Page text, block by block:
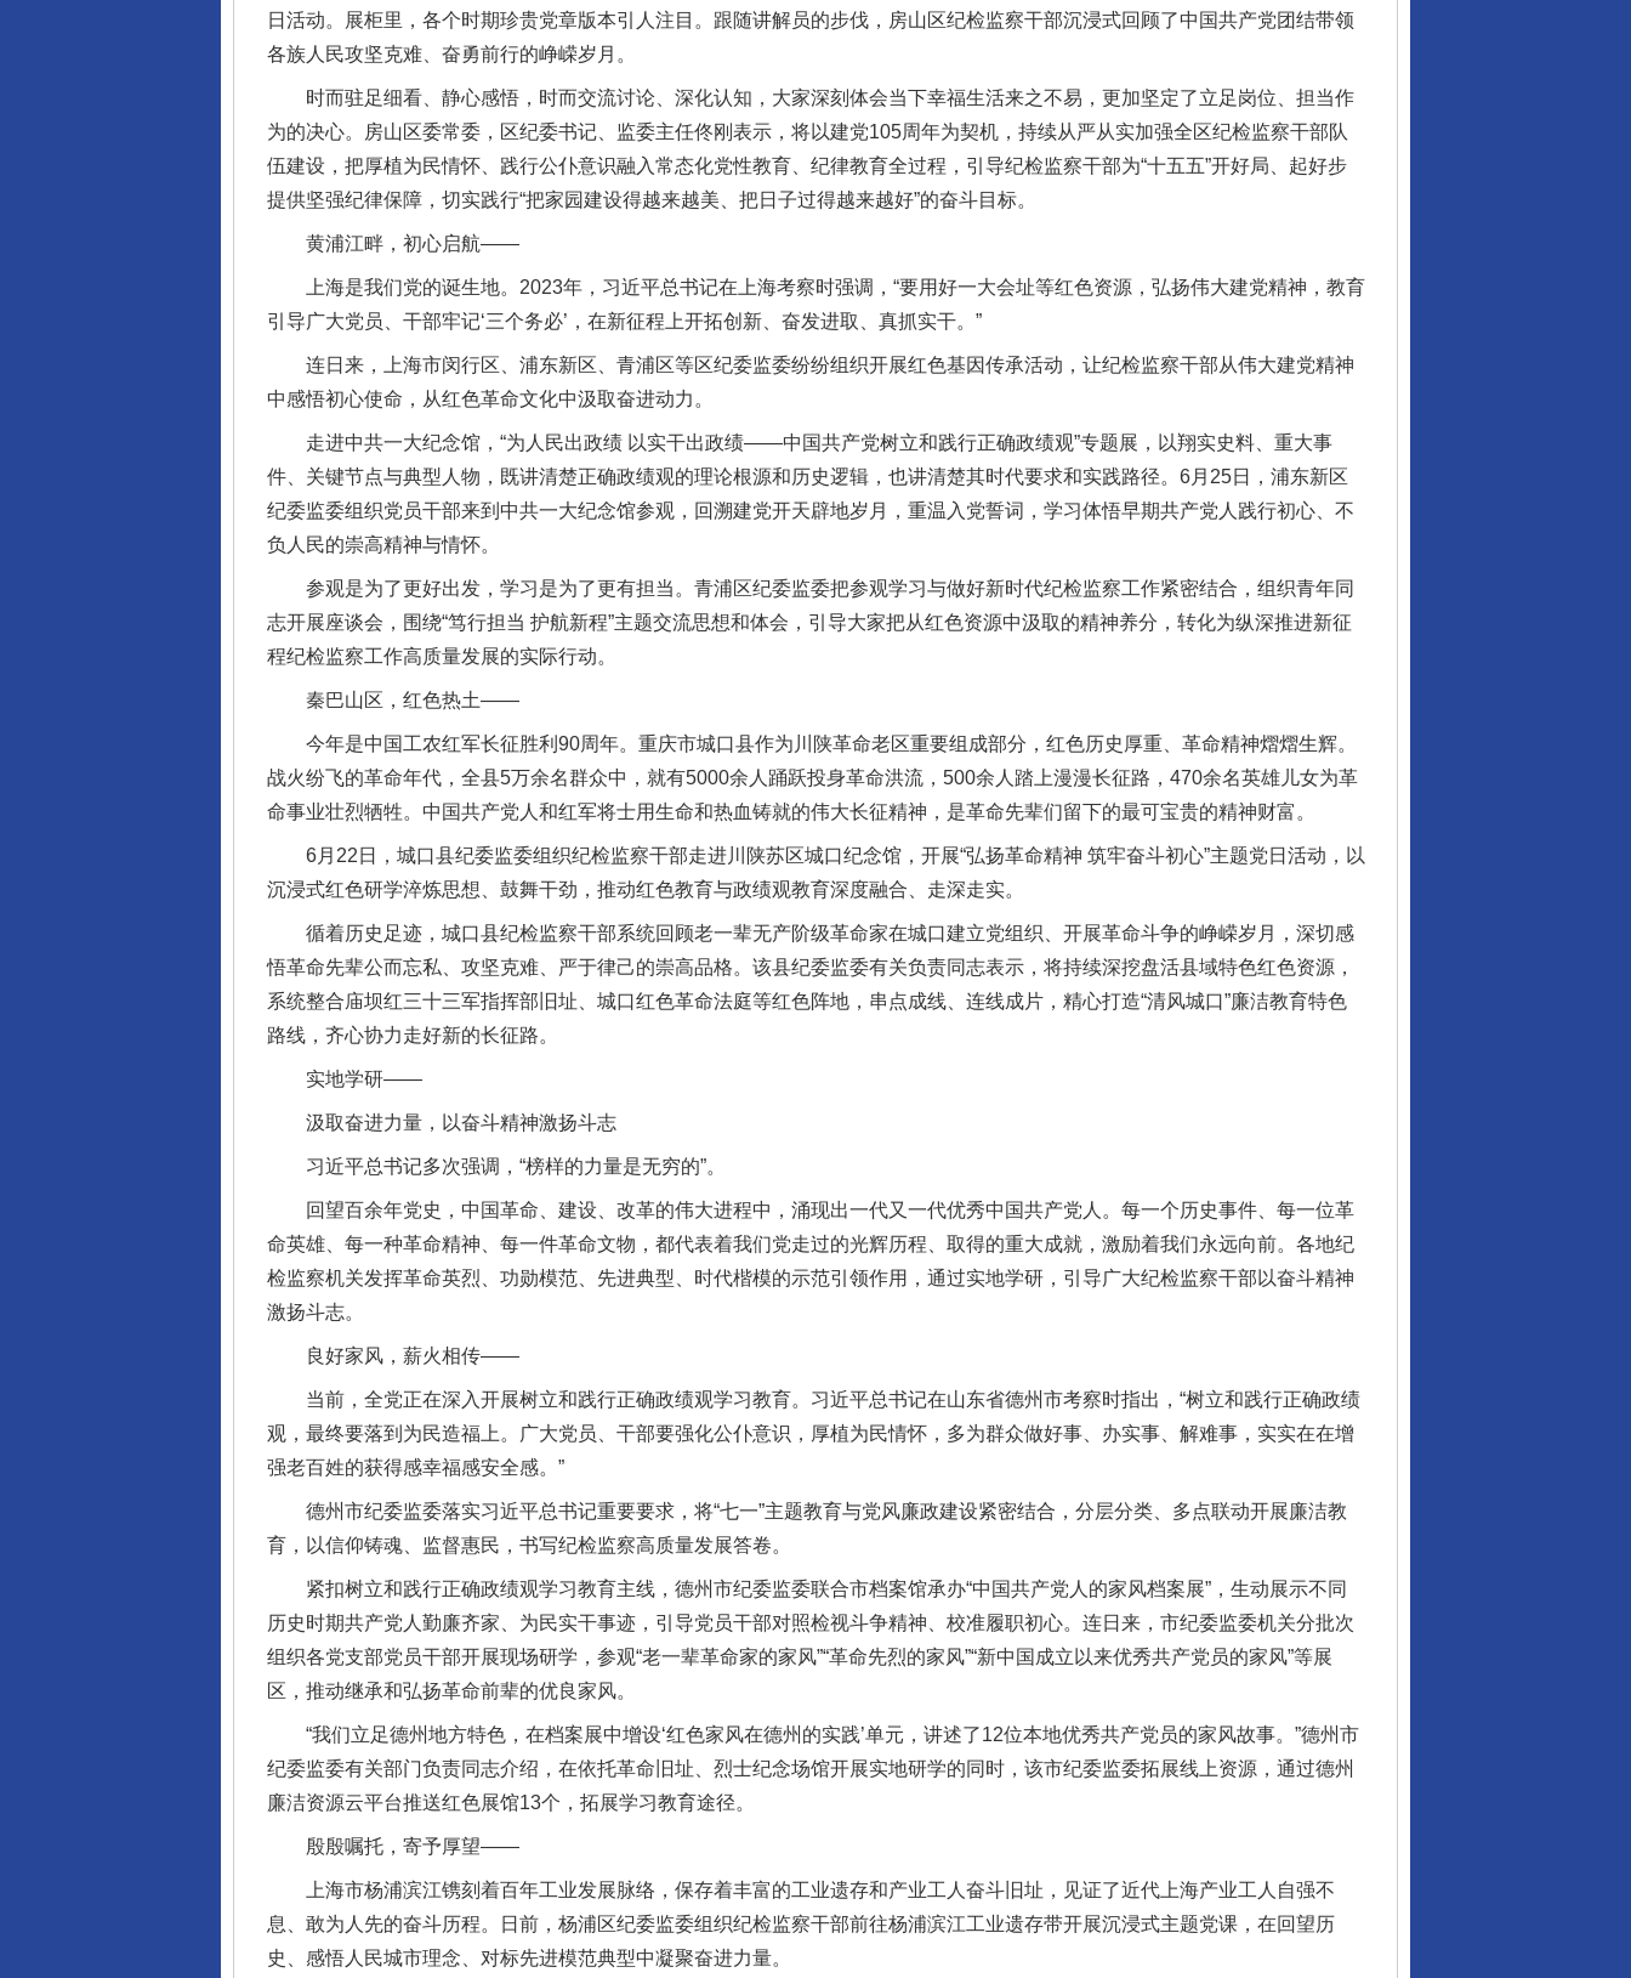
日活动。展柜里，各个时期珍贵党章版本引人注目。跟随讲解员的步伐，房山区纪检监察干部沉浸式回顾了中国共产党团结带领
各族人民攻坚克难、奋勇前行的峥嵘岁月。
时而驻足细看、静心感悟，时而交流讨论、深化认知，大家深刻体会当下幸福生活来之不易，更加坚定了立足岗位、担当作
为的决心。房山区委常委，区纪委书记、监委主任佟刚表示，将以建党105周年为契机，持续从严从实加强全区纪检监察干部队
伍建设，把厚植为民情怀、践行公仆意识融入常态化党性教育、纪律教育全过程，引导纪检监察干部为“十五五”开好局、起好步
提供坚强纪律保障，切实践行“把家园建设得越来越美、把日子过得越来越好”的奋斗目标。
黄浦江畔，初心启航——
上海是我们党的诞生地。2023年，习近平总书记在上海考察时强调，“要用好一大会址等红色资源，弘扬伟大建党精神，教育
引导广大党员、干部牢记‘三个务必’，在新征程上开拓创新、奋发进取、真抓实干。”
连日来，上海市闵行区、浦东新区、青浦区等区纪委监委纷纷组织开展红色基因传承活动，让纪检监察干部从伟大建党精神
中感悟初心使命，从红色革命文化中汲取奋进动力。
走进中共一大纪念馆，“为人民出政绩 以实干出政绩——中国共产党树立和践行正确政绩观”专题展，以翔实史料、重大事
件、关键节点与典型人物，既讲清楚正确政绩观的理论根源和历史逻辑，也讲清楚其时代要求和实践路径。6月25日，浦东新区
纪委监委组织党员干部来到中共一大纪念馆参观，回溯建党开天辟地岁月，重温入党誓词，学习体悟早期共产党人践行初心、不
负人民的崇高精神与情怀。
参观是为了更好出发，学习是为了更有担当。青浦区纪委监委把参观学习与做好新时代纪检监察工作紧密结合，组织青年同
志开展座谈会，围绕“笃行担当 护航新程”主题交流思想和体会，引导大家把从红色资源中汲取的精神养分，转化为纵深推进新征
程纪检监察工作高质量发展的实际行动。
秦巴山区，红色热土——
今年是中国工农红军长征胜利90周年。重庆市城口县作为川陕革命老区重要组成部分，红色历史厚重、革命精神熠熠生辉。
战火纷飞的革命年代，全县5万余名群众中，就有5000余人踊跃投身革命洪流，500余人踏上漫漫长征路，470余名英雄儿女为革
命事业壮烈牺牲。中国共产党人和红军将士用生命和热血铸就的伟大长征精神，是革命先辈们留下的最可宝贵的精神财富。
6月22日，城口县纪委监委组织纪检监察干部走进川陕苏区城口纪念馆，开展“弘扬革命精神 筑牢奋斗初心”主题党日活动，以
沉浸式红色研学淬炼思想、鼓舞干劲，推动红色教育与政绩观教育深度融合、走深走实。
循着历史足迹，城口县纪检监察干部系统回顾老一辈无产阶级革命家在城口建立党组织、开展革命斗争的峥嵘岁月，深切感
悟革命先辈公而忘私、攻坚克难、严于律己的崇高品格。该县纪委监委有关负责同志表示，将持续深挖盘活县域特色红色资源，
系统整合庙坝红三十三军指挥部旧址、城口红色革命法庭等红色阵地，串点成线、连线成片，精心打造“清风城口”廉洁教育特色
路线，齐心协力走好新的长征路。
实地学研——
汲取奋进力量，以奋斗精神激扬斗志
习近平总书记多次强调，“榜样的力量是无穷的”。
回望百余年党史，中国革命、建设、改革的伟大进程中，涌现出一代又一代优秀中国共产党人。每一个历史事件、每一位革
命英雄、每一种革命精神、每一件革命文物，都代表着我们党走过的光辉历程、取得的重大成就，激励着我们永远向前。各地纪
检监察机关发挥革命英烈、功勋模范、先进典型、时代楷模的示范引领作用，通过实地学研，引导广大纪检监察干部以奋斗精神
激扬斗志。
良好家风，薪火相传——
当前，全党正在深入开展树立和践行正确政绩观学习教育。习近平总书记在山东省德州市考察时指出，“树立和践行正确政绩
观，最终要落到为民造福上。广大党员、干部要强化公仆意识，厚植为民情怀，多为群众做好事、办实事、解难事，实实在在增
强老百姓的获得感幸福感安全感。”
德州市纪委监委落实习近平总书记重要要求，将“七一”主题教育与党风廉政建设紧密结合，分层分类、多点联动开展廉洁教
育，以信仰铸魂、监督惠民，书写纪检监察高质量发展答卷。
紧扣树立和践行正确政绩观学习教育主线，德州市纪委监委联合市档案馆承办“中国共产党人的家风档案展”，生动展示不同
历史时期共产党人勤廉齐家、为民实干事迹，引导党员干部对照检视斗争精神、校准履职初心。连日来，市纪委监委机关分批次
组织各党支部党员干部开展现场研学，参观“老一辈革命家的家风”“革命先烈的家风”“新中国成立以来优秀共产党员的家风”等展
区，推动继承和弘扬革命前辈的优良家风。
“我们立足德州地方特色，在档案展中增设‘红色家风在德州的实践’单元，讲述了12位本地优秀共产党员的家风故事。”德州市
纪委监委有关部门负责同志介绍，在依托革命旧址、烈士纪念场馆开展实地研学的同时，该市纪委监委拓展线上资源，通过德州
廉洁资源云平台推送红色展馆13个，拓展学习教育途径。
殷殷嘱托，寄予厚望——
上海市杨浦滨江镌刻着百年工业发展脉络，保存着丰富的工业遗存和产业工人奋斗旧址，见证了近代上海产业工人自强不
息、敢为人先的奋斗历程。日前，杨浦区纪委监委组织纪检监察干部前往杨浦滨江工业遗存带开展沉浸式主题党课，在回望历
史、感悟人民城市理念、对标先进模范典型中凝聚奋进力量。